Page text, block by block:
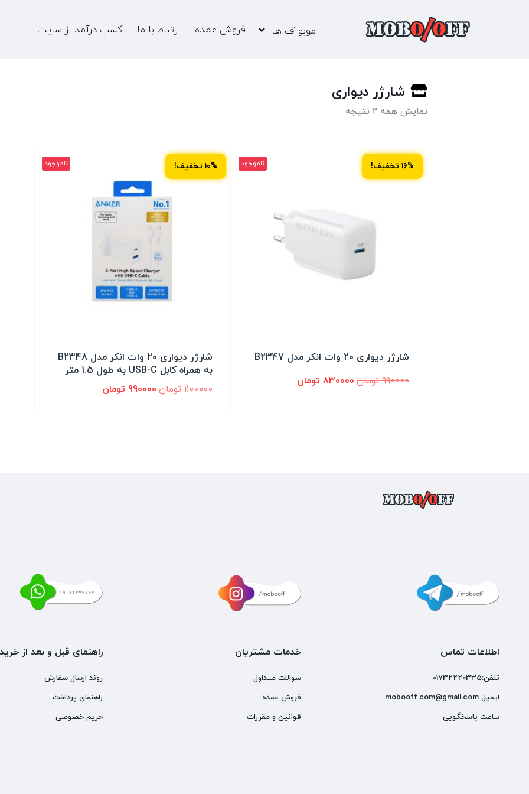
موبوآف ها فروش عمده ارتباط با ما کسب درآمد از سایت
شارژر دیواری
نمایش همه 2 نتیجه
۱۶% تخفیف! ناموجود
شارژر دیواری 20 وات انکر مدل B2347
990000 تومان 830000 تومان
۱۰% تخفیف! ناموجود
شارژر دیواری 20 وات انکر مدل B2348
به همراه کابل USB-C به طول 1.5 متر
1100000 تومان 990000 تومان
اطلاعات تماس خدمات مشتریان راهنمای قبل و بعد از خرید
تلفن:01732220335 سوالات متداول روند ارسال سفارش
ایمیل mobooff.com@gmail.com
فروش عمده راهنمای پرداخت
ساعت پاسخگویی
قوانین و مقررات حریم خصوصی